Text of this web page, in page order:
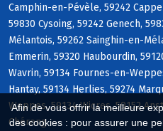
Afin de vous offrir la meilleure
des cookies : pour assurer une
Camphin-en-Pévèle, 59242
59830 Cysoing, 59242 Genech,
Mélantois, 59262 Sainghin-en-
Emmerin, 59320 Haubourdin,
Wavrin, 59134 Fournes-en-
Hantay, 59134 Herlies, 59274
Weppes, 59134 Wicres, 59152
Chéreng